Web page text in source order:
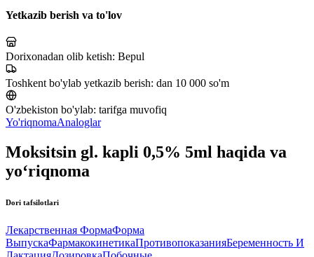
Yetkazib berish va to'lov
Dorixonadan olib ketish: Bepul
Toshkent bo'ylab yetkazib berish: dan 10 000 so'm
O'zbekiston bo'ylab: tarifga muvofiq
Yo'riqnomaAnaloglar
Moksitsin gl. kapli 0,5% 5ml haqida va
yo‘riqnoma
Dori tafsilotlari
Лекарственная ФормаФорма
ВыпускаФармакокинетикаПротивопоказанияБеременность И